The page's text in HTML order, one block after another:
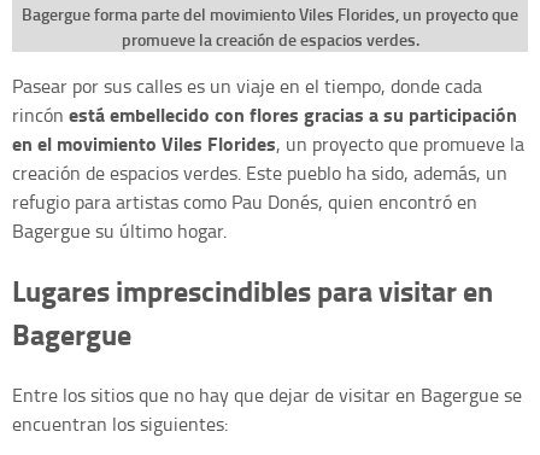
Bagergue forma parte del movimiento Viles Florides, un proyecto que
promueve la creación de espacios verdes.
Pasear por sus calles es un viaje en el tiempo, donde cada
rincón está embellecido con flores gracias a su participación
en el movimiento Viles Florides, un proyecto que promueve la
creación de espacios verdes. Este pueblo ha sido, además, un
refugio para artistas como Pau Donés, quien encontró en
Bagergue su último hogar.
Lugares imprescindibles para visitar en
Bagergue
Entre los sitios que no hay que dejar de visitar en Bagergue se
encuentran los siguientes: